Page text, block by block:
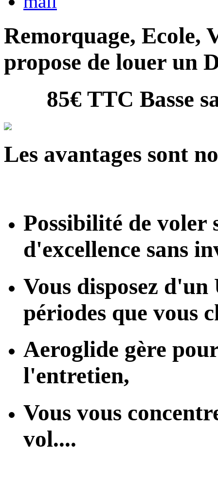
Remorquage, Ecole,
propose de louer un
85€ TTC Basse
Les avantages sont
Possibilité de voler
d'excellence sans
Vous disposez
périodes que vous
Aeroglide gère
l'entretien,
Vous vous
vol....